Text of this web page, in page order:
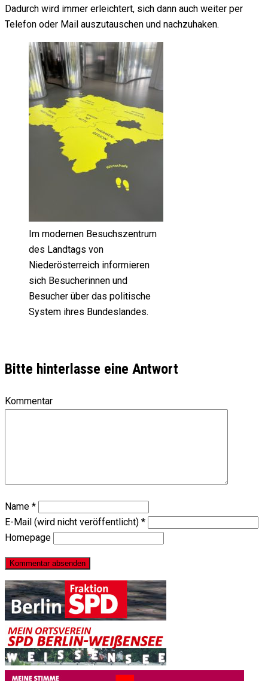
Dadurch wird immer erleichtert, sich dann auch weiter per
Telefon oder Mail auszutauschen und nachzuhaken.
Im modernen Besuchszentrum
des Landtags von
Niederösterreich informieren
sich Besucherinnen und
Besucher über das politische
System ihres Bundeslandes.
Bitte hinterlasse eine Antwort
Kommentar
Name *
E-Mail (wird nicht veröffentlicht) *
Homepage